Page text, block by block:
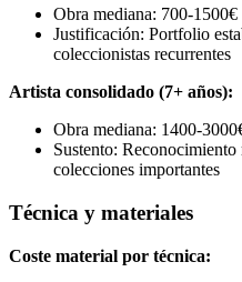
Obra mediana: 700-1500€
Justificación: Portfolio
coleccionistas recurrentes
Artista consolidado (7+ años):
Obra mediana: 1400-
Sustento:
colecciones importantes
Técnica y materiales
Coste material por técnica: